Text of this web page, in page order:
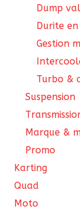
Dump
Durite
Gestion
Turbo &
Suspension
Marque &
Promo
Karting
Quad
Moto